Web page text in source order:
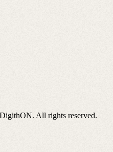
. All rights reserved.